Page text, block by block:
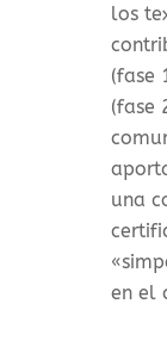
los
(fase
(fase
una
en el